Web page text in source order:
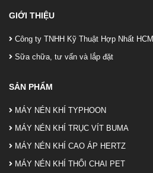
GIỚI THIỆU
Công ty TNHH Kỹ Thuật Hợp Nhất HCM
Sữa chữa, tư vấn và lắp đặt
SẢN PHẨM
MÁY NÉN KHÍ TYPHOON
MÁY NÉN KHÍ TRỤC VÍT BUMA
MÁY NÉN KHÍ CAO ÁP HERTZ
MÁY NÉN KHÍ THỔI CHAI PET